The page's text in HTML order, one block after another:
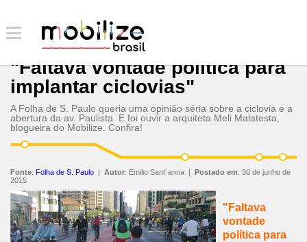
"Faltava vontade política para
implantar ciclovias"
A Folha de S. Paulo queria uma opinião séria sobre a ciclovia e a
abertura da av. Paulista. E foi ouvir a arquiteta Meli Malatesta,
blogueira do Mobilize. Confira!
Fonte: Folha de S. Paulo | Autor: Emilio Sant´anna | Postado em: 30 de junho de
2015
"Faltava
vontade
política para